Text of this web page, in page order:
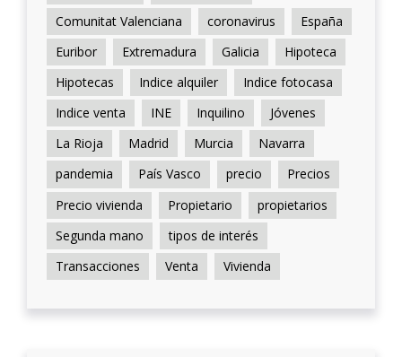
Comunitat Valenciana
coronavirus
España
Euribor
Extremadura Galicia
Hipoteca
Hipotecas
Indice alquiler
Indice fotocasa
Indice venta
INE Inquilino
Jóvenes
La Rioja
Madrid Murcia
Navarra
pandemia
País Vasco precio
Precios
Precio vivienda
Propietario
propietarios
Segunda mano
tipos de interés
Transacciones
Venta Vivienda